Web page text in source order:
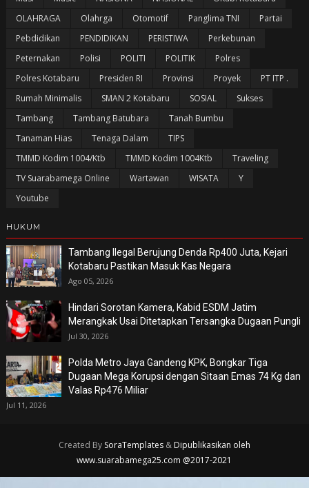
OLAHRAGA
Olahrga Otomotif Panglima TNI
Partai
Pebdidikan
PENDIDIKAN PERISTIWA
Perkebunan
Peternakan
Polisi POLITI POLITIK
Polres
Polres Kotabaru
Presiden RI Provinsi Proyek
PT ITP .
Rumah Minimalis
SMAN 2 Kotabaru SOSIAL
Sukses
Tambang
Tambang Batubara
Tanah Bumbu
Tanaman Hias
Tenaga Dalam
TIPS
TMMD Kodim 1004/Ktb
TMMD Kodim 1004Ktb
Traveling
TV Suarabamega Online
Wartawan WISATA
Y
Youtube
HUKUM
Tambang Ilegal Berujung Denda Rp400 Juta, Kejari
Kotabaru Pastikan Masuk Kas Negara
Ago 05, 2026
Hindari Sorotan Kamera, Kabid ESDM Jatim
Merangkak Usai Ditetapkan Tersangka Dugaan Pungli
Jul 30, 2026
Polda Metro Jaya Gandeng KPK, Bongkar Tiga
Dugaan Mega Korupsi dengan Sitaan Emas 74 Kg dan
Valas Rp476 Miliar
Jul 11, 2026
Created By SoraTemplates& Dipublikasikan oleh
www.suarabamega25.com @2017-2021